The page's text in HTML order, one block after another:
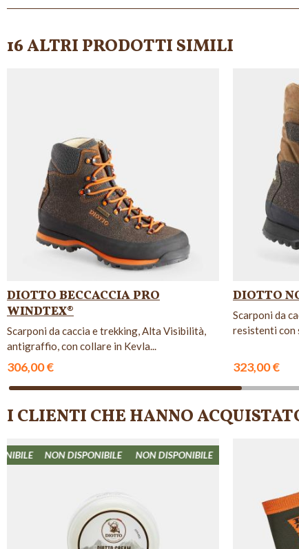
16 ALTRI PRODOTTI SIMILI
DIOTTO BECCACCIA PRO
WINDTEX®
Scarponi da caccia e trekking, Alta Visibilità,
antigraffio, con collare in Kevla...
306,00 €
DIOTTO
Scarponi da
resistenti con
323,00 €
I CLIENTI CHE HANNO
DISPONIBILE NON DISPONIBILE NON DISPONIBILE